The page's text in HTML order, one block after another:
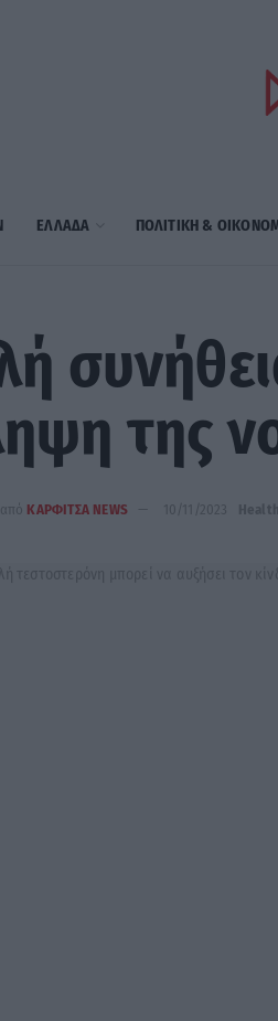
ΕΛΛΑΔΑ ΠΟΛΙΤΙΚΗ &
της
ΚΑΡΦΙΤΣΑ NEWS 10/11/2023 Health